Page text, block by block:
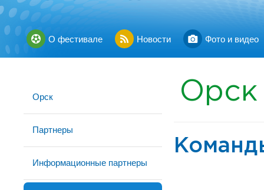
О фестивале Новости Фото и видео
Орск
Партнеры
Информационные партнеры
Орск